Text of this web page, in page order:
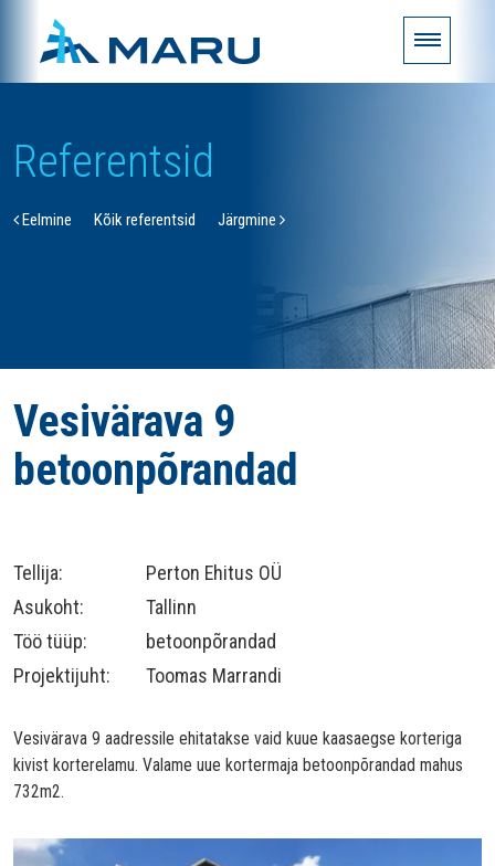
Referentsid
Eelmine Kõik referentsid Järgmine
Vesivärava 9
betoonpõrandad
Tellija:
Perton Ehitus OÜ
Asukoht:
Tallinn
Töö tüüp:
betoonpõrandad
Projektijuht:
Toomas Marrandi
Vesivärava 9 aadressile ehitatakse vaid kuue kaasaegse korteriga
kivist korterelamu. Valame uue kortermaja betoonpõrandad mahus
732m2.